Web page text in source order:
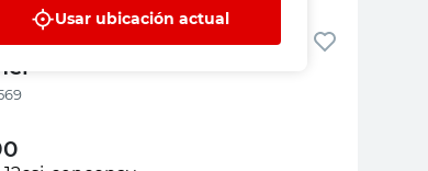
Usar ubicación actual
para Pulir Fieltro 401